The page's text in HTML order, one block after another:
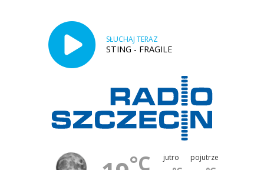
SŁUCHAJ TERAZ
STING - FRAGILE
°C jutro pojutrze